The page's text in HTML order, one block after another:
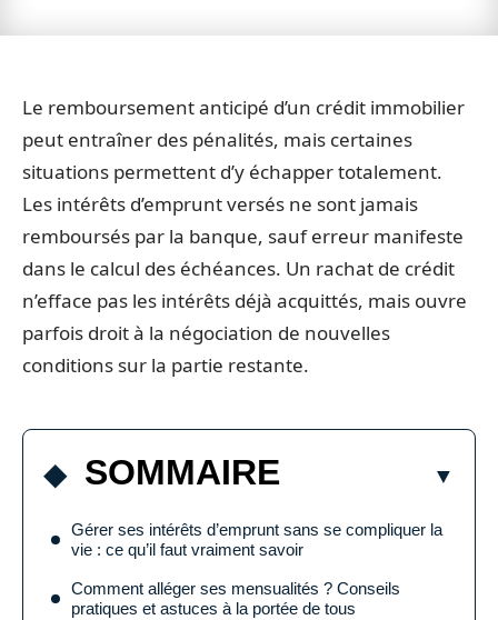
Le remboursement anticipé d’un crédit immobilier
peut entraîner des pénalités, mais certaines
situations permettent d’y échapper totalement.
Les intérêts d’emprunt versés ne sont jamais
remboursés par la banque, sauf erreur manifeste
dans le calcul des échéances. Un rachat de crédit
n’efface pas les intérêts déjà acquittés, mais ouvre
parfois droit à la négociation de nouvelles
conditions sur la partie restante.
SOMMAIRE
Gérer ses intérêts d’emprunt sans se compliquer la
vie : ce qu’il faut vraiment savoir
Comment alléger ses mensualités ? Conseils
pratiques et astuces à la portée de tous